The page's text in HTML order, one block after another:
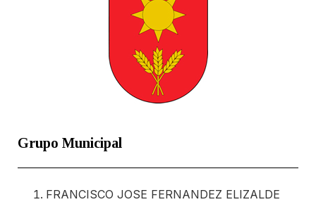
Grupo Municipal
FRANCISCO JOSE FERNANDEZ ELIZALDE